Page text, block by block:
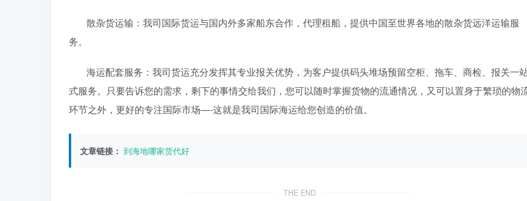
散杂货运输：我司国际货运与国内外多家船东合作，代理租船，提供中国至世界各地的散杂货远洋运输服
务。
海运配套服务：我司货运充分发挥其专业报关优势，为客户提供码头堆场预留空柜、拖车、商检、报关一
式服务。只要告诉您的需求，剩下的事情交给我们，您可以随时掌握货物的流通情况，又可以置身于繁琐的物
环节之外，更好的专注国际市场—-这就是我司国际海运给您创造的价值。
文章链接： 到海地哪家货代好
THE END